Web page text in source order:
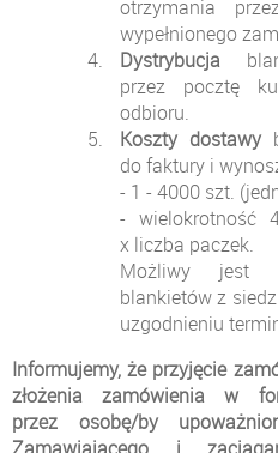
otrzymania
wypełnionego
Dystrybucja
przez pocztę
odbioru.
Koszty dostawy
do faktury i
- 1 - 4000 szt.
- wielokrotność
x liczba paczek.
Możliwy jest
blankietów z
uzgodnieniu
Informujemy, że przyjęcie
złożenia zamówienia w
przez osobę/by